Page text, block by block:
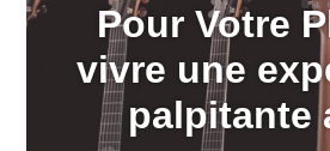
Pour Votre
vivre une
palpitante